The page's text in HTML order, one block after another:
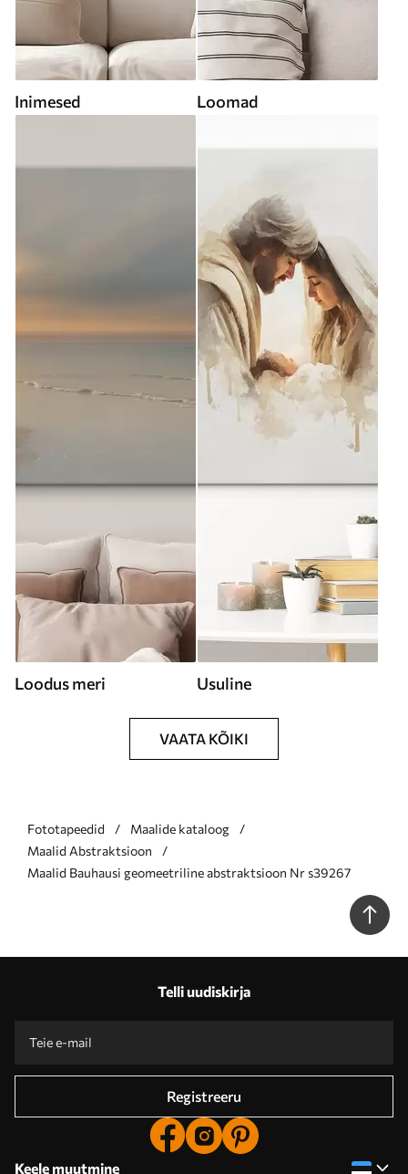
Inimesed Loomad
Loodus meri Usuline
VAATA KÕIKI
Fototapeedid
Maalide kataloog
Maalid Abstraktsioon
Maalid Bauhausi geomeetriline abstraktsioon Nr s39267
Telli uudiskirja
Registreeru
Keele muutmine